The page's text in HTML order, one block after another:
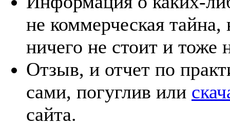
не коммерческая тайна,
ничего не стоит и тоже
Отзыв, и отчет по
сами, погуглив или
сайта.